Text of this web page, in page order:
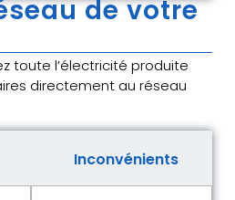
de votre
toute l’électricité produite
directement au réseau
Inconvénients